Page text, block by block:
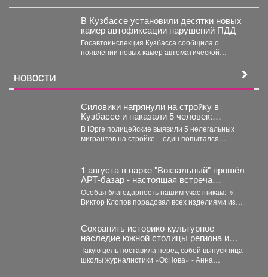
В Кузбассе установили десятки новых
камер автофиксации нарушений ПДД
Госавтоинспекция Кузбасса сообщила о
появлении новых камер автоматической
НОВОСТИ
Силовики нагрянули на стройку в
Кузбассе и наказали 5 человек:
подробности
В Юрге полицейские выявили 5 нелегальных
мигрантов на стройке – один попытался
1 августа в парке "Вокзальный" прошёл
АРТ-базар - настоящая встреча
рукоделия, вдохновения и уникальных
вещей.
Особая благодарность нашим участникам: 🔹
Виктор Клопов порадовал всех изделиями из
Сохранить историко-культурное
наследие южной столицы региона и
создать доступную среду.
Такую цель поставила перед собой выпускница
школы журналистики «ОсНова» - Анна